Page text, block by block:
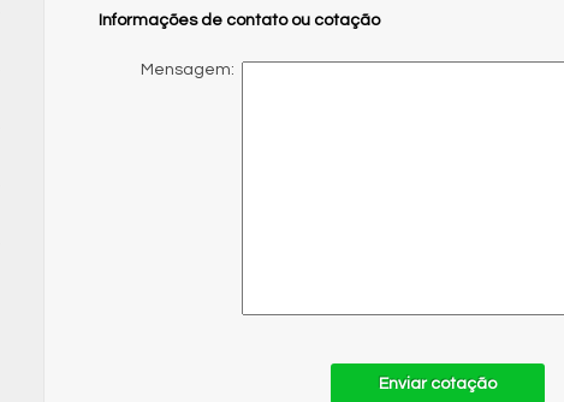
Informações de contato ou cotação
Mensagem:
Enviar cotação